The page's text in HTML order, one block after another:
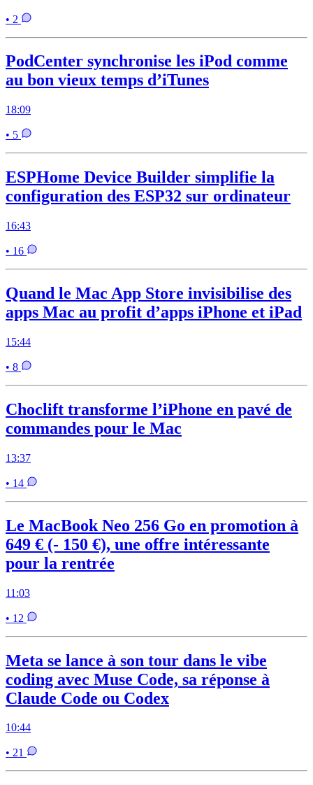
• 2
PodCenter synchronise les iPod comme
au bon vieux temps d’iTunes
18:09
• 5
ESPHome Device Builder simplifie la
configuration des ESP32 sur ordinateur
16:43
• 16
Quand le Mac App Store invisibilise des
apps Mac au profit d’apps iPhone et iPad
15:44
• 8
Choclift transforme l’iPhone en pavé de
commandes pour le Mac
13:37
• 14
Le MacBook Neo 256 Go en promotion à
649 € (- 150 €), une offre intéressante
pour la rentrée
11:03
• 12
Meta se lance à son tour dans le vibe
coding avec Muse Code, sa réponse à
Claude Code ou Codex
10:44
• 21